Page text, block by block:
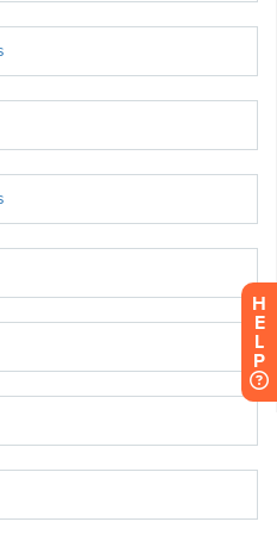
H
E
L
P